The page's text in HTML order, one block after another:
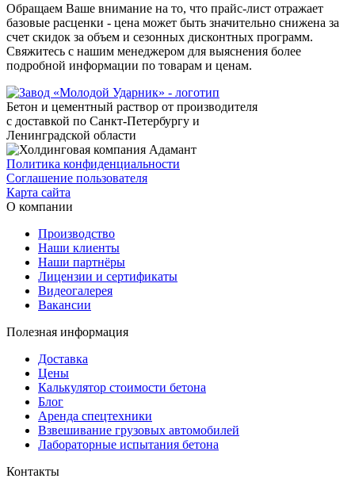
Обращаем Ваше внимание на то, что прайс-лист отражает
базовые расценки - цена может быть значительно снижена за
счет скидок за объем и сезонных дисконтных программ.
Свяжитесь с нашим менеджером для выяснения более
подробной информации по товарам и ценам.
Бетон и цементный раствор от производителя
с доставкой по Санкт-Петербургу и
Ленинградской области
Политика конфиденциальности
Соглашение пользователя
Карта сайта
О компании
Производство
Наши клиенты
Наши партнёры
Лицензии и сертификаты
Видеогалерея
Вакансии
Полезная информация
Доставка
Цены
Калькулятор стоимости бетона
Блог
Аренда спецтехники
Взвешивание грузовых автомобилей
Лабораторные испытания бетона
Контакты